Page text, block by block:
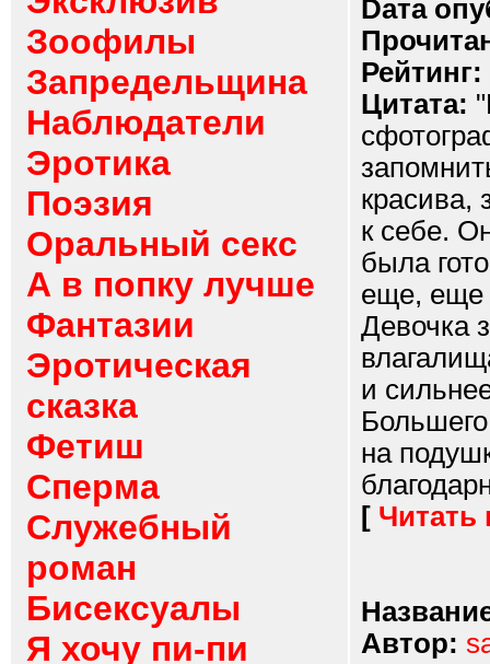
Зоофилы
Запредельщина
Наблюдатели
Эротика
Поэзия
Оральный секс
А в попку лучше
Фантазии
Эротическая
сказка
Фетиш
Сперма
Служебный
роман
Бисексуалы
Я хочу пи-пи
Dата
Рейтинг:
Цитата:
красива,
к себе.
была
еще, еще
Девочка
и
на
[ Читать
Автор: